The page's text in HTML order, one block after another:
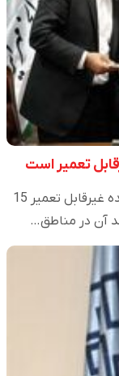
علیرضا تابش افزود: شمار واحدهای تخریب شده غیرقابل تعمیر 15